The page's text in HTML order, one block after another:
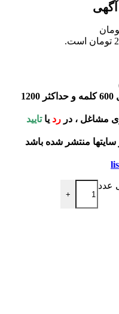
اصلی 500,000 تومان
تعداد کلمات در متن رپورتاژ بین حداقل 600 کلمه و حداکثر 1200
مشاغل ، در رد یاتایید
سایتها منتشر شده باشد
عدد
+